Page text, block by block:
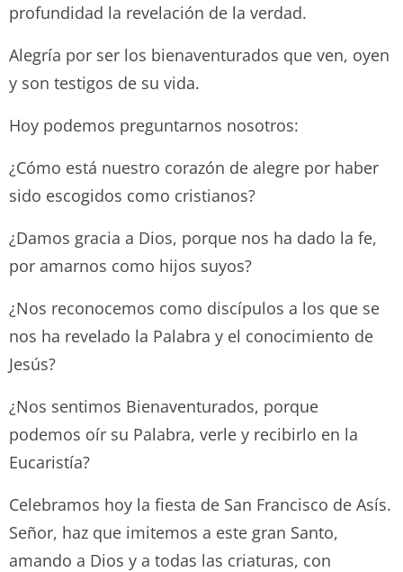
profundidad la revelación de la verdad.
Alegría por ser los bienaventurados que ven, oyen
y son testigos de su vida.
Hoy podemos preguntarnos nosotros:
¿Cómo está nuestro corazón de alegre por haber
sido escogidos como cristianos?
¿Damos gracia a Dios, porque nos ha dado la fe,
por amarnos como hijos suyos?
¿Nos reconocemos como discípulos a los que se
nos ha revelado la Palabra y el conocimiento de
Jesús?
¿Nos sentimos Bienaventurados, porque
podemos oír su Palabra, verle y recibirlo en la
Eucaristía?
Celebramos hoy la fiesta de San Francisco de Asís.
Señor, haz que imitemos a este gran Santo,
amando a Dios y a todas las criaturas, con